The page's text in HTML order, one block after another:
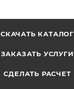
СКАЧАТЬ КАТАЛОГ
ЗАКАЗАТЬ УСЛУГИ
СДЕЛАТЬ РАСЧЕТ